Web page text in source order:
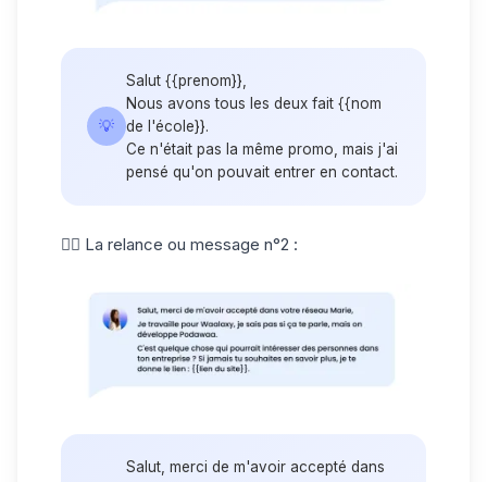
💡
Salut {{prenom}},
Nous avons tous les deux fait {{nom
de l'école}}.
Ce n'était pas la même promo, mais j'ai
pensé qu'on pouvait entrer en contact.
👉🏼 La relance ou message n°2 :
Salut, merci de m'avoir accepté dans